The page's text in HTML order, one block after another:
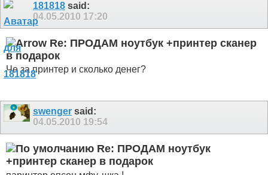
181818 said:
04.05.2010 17:20
Re: ПРОДАМ ноутбук +принтер сканер
в подарок
Че за принтер и сколько денег?
swenger said:
04.05.2010 19:54
Re: ПРОДАМ ноутбук
+принтер сканер в подарок